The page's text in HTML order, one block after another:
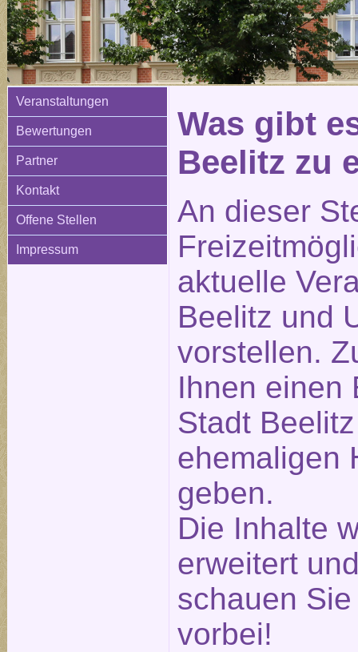
Veranstaltungen
Bewertungen
Partner
Kontakt
Offene Stellen
Impressum
Was gibt
Beelitz zu
An dieser
aktuelle
Beelitz und
vorstellen.
Ihnen einen
Stadt
ehemaligen
geben.
Die Inhalte
erweitert
schauen
vorbei!